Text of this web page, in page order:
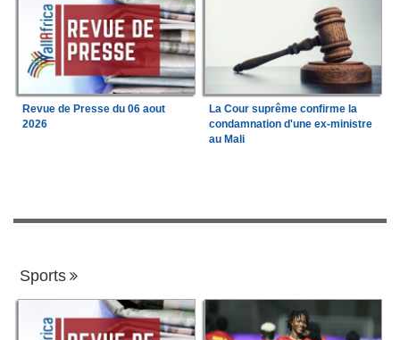
Revue de Presse du 06 aout
2026
La Cour suprême confirme la
condamnation d'une ex-ministre
au Mali
Sports